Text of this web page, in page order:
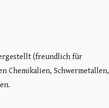
(freundlich für
Chemikalien, Schwermetallen,